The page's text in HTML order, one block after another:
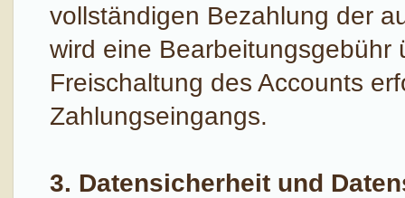
vollständigen Bezahlung der
wird eine Bearbeitungsgebühr
Freischaltung des Accounts
Zahlungseingangs.
3. Datensicherheit und